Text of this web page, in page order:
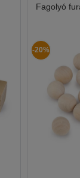
Fagolyó
-20%